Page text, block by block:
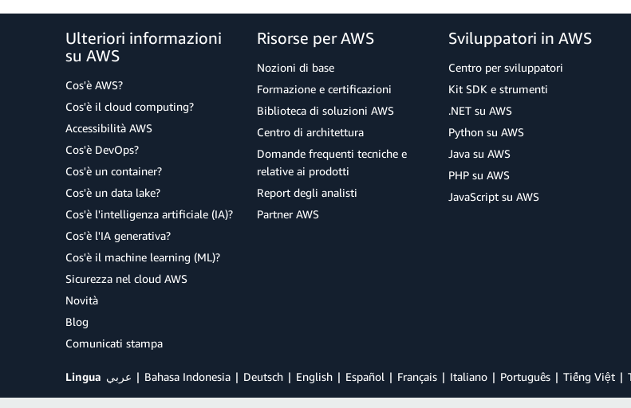
Ulteriori informazioni
su AWS
Cos'è AWS?
Cos'è il cloud computing?
Accessibilità AWS
Cos'è DevOps?
Cos'è un container?
Cos'è un data lake?
Cos'è l'intelligenza artificiale (IA)?
Cos'è l'IA generativa?
Cos'è il machine learning (ML)?
Sicurezza nel cloud AWS
Novità
Blog
Comunicati stampa
Risorse per AWS
Nozioni di base
Formazione e certificazioni
Biblioteca di soluzioni AWS
Centro di architettura
Domande frequenti tecniche e
relative ai prodotti
Report degli analisti
Partner AWS
Sviluppatori in AWS
Centro per sviluppatori
Kit SDK e strumenti
.NET su AWS
Python su AWS
Java su AWS
PHP su AWS
JavaScript su AWS
Lingua عربي Bahasa Indonesia Deutsch English Español Français Italiano Português Tiếng Việt